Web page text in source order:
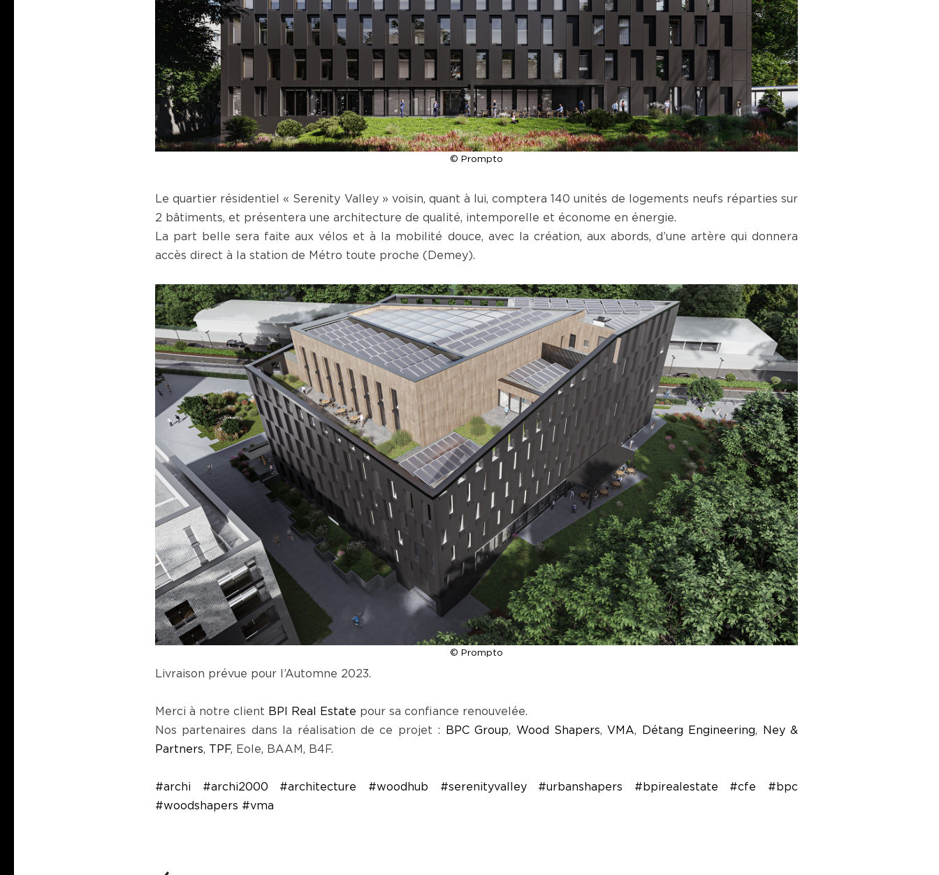
© Prompto
Le quartier résidentiel « Serenity Valley » voisin, quant à lui, comptera 140 unités de logements neufs réparties sur
2 bâtiments, et présentera une architecture de qualité, intemporelle et économe en énergie.
La part belle sera faite aux vélos et à la mobilité douce, avec la création, aux abords, d’une artère qui donnera
accès direct à la station de Métro toute proche (Demey).
© Prompto
Livraison prévue pour l’Automne 2023.
Merci à notre client BPI Real Estate pour sa confiance renouvelée.
Nos partenaires dans la réalisation de ce projet :
BPC Group, Wood Shapers, VMA, Détang Engineering,
Ney &
Partners, TPF, Eole, BAAM, B4F.
#archi #archi2000 #architecture #woodhub #serenityvalley #urbanshapers #bpirealestate #cfe #bpc
#woodshapers #vma